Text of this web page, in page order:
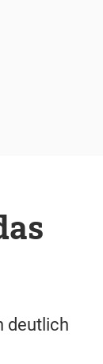
deutlich